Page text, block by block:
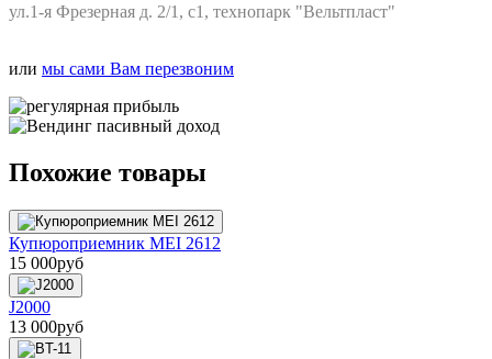
ул.1-я Фрезерная д. 2/1, с1, технопарк "Вельтпласт"
или мы сами Вам перезвоним
Похожие товары
Купюроприемник MEI 2612
15 000руб
J2000
13 000руб